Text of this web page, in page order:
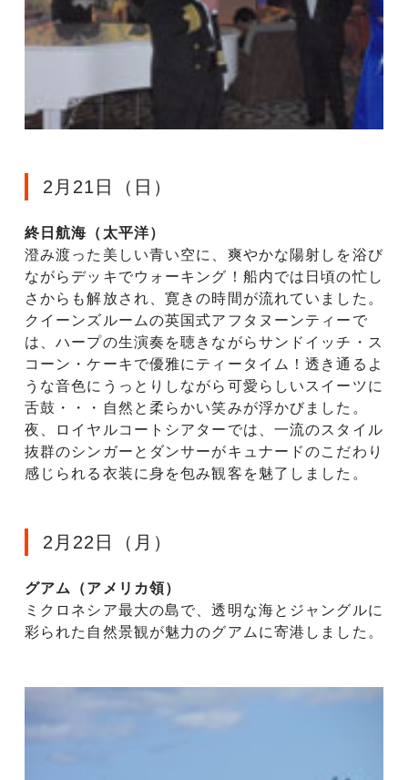
2月21日（日）
終日航海（太平洋）
澄み渡った美しい青い空に、爽やかな陽射しを浴び
ながらデッキでウォーキング！船内では日頃の忙し
さからも解放され、寛きの時間が流れていました。
クイーンズルームの英国式アフタヌーンティーで
は、ハープの生演奏を聴きながらサンドイッチ・ス
コーン・ケーキで優雅にティータイム！透き通るよ
うな音色にうっとりしながら可愛らしいスイーツに
舌鼓・・・自然と柔らかい笑みが浮かびました。
夜、ロイヤルコートシアターでは、一流のスタイル
抜群のシンガーとダンサーがキュナードのこだわり
感じられる衣装に身を包み観客を魅了しました。
2月22日（月）
グアム（アメリカ領）
ミクロネシア最大の島で、透明な海とジャングルに
彩られた自然景観が魅力のグアムに寄港しました。